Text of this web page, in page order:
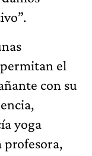
el
con su
yoga
profesora,